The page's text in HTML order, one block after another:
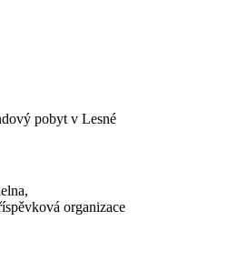
pobyt v Lesné
organizace